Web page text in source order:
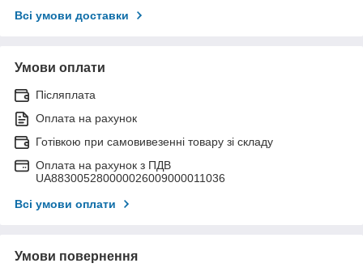
Всі умови доставки
Умови оплати
Післяплата
Оплата на рахунок
Готівкою при самовивезенні товару зі складу
Оплата на рахунок з ПДВ
UA883005280000026009000011036
Всі умови оплати
Умови повернення